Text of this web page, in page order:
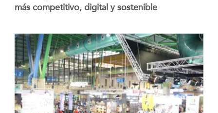
más competitivo, digital y sostenible